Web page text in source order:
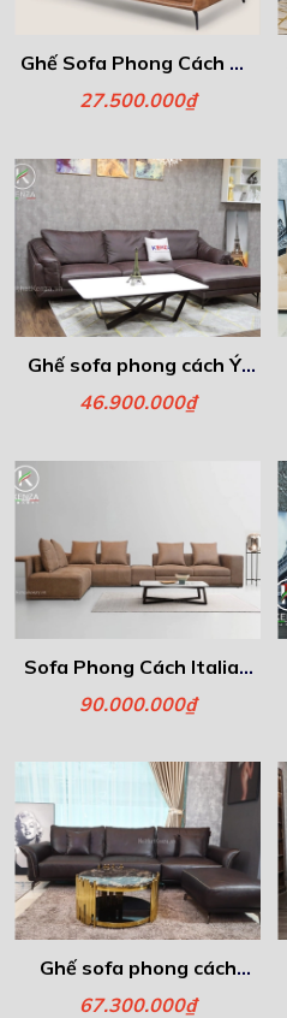
Ghế Sofa Phong Cách Ý -
Gamma
27.500.000₫
Ghế sofa phong cách Ý-
Floren
46.900.000₫
Sofa Phong Cách Italia -
Freeman
90.000.000₫
Ghế sofa phong cách
Italia- Lazio
67.300.000₫